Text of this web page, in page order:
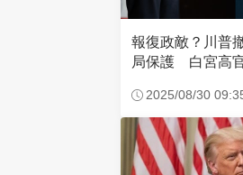
報復政敵？川普
局保護 白宮高
2025/08/30